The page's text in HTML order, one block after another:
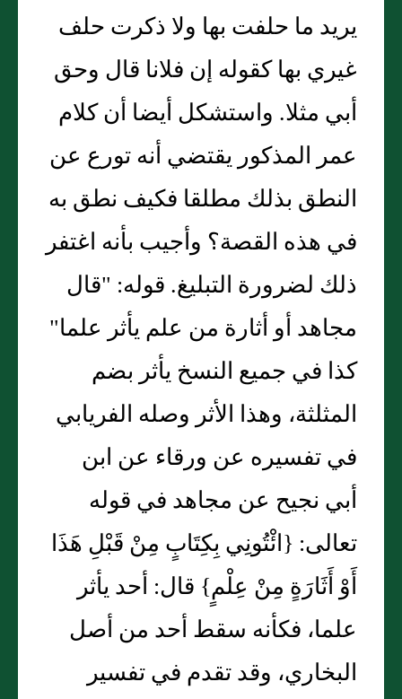
يريد ما حلفت بها ولا ذكرت حلف
غيري بها كقوله إن فلانا قال وحق
أبي مثلا. واستشكل أيضا أن كلام
عمر المذكور يقتضي أنه تورع عن
النطق بذلك مطلقا فكيف نطق به
في هذه القصة؟ وأجيب بأنه اغتفر
ذلك لضرورة التبليغ. قوله: "قال
مجاهد أو أثارة من علم يأثر علما"
كذا في جميع النسخ يأثر بضم
المثلثة، وهذا الأثر وصله الفريابي
في تفسيره عن ورقاء عن ابن
أبي نجيح عن مجاهد في قوله
تعالى: {ائْتُونِي بِكِتَابٍ مِنْ قَبْلِ هَذَا
أَوْ أَثَارَةٍ مِنْ عِلْمٍ} قال: أحد يأثر
علما، فكأنه سقط أحد من أصل
البخاري، وقد تقدم في تفسير